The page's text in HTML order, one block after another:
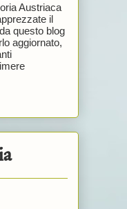
Austriaca
il
questo blog
aggiornato,